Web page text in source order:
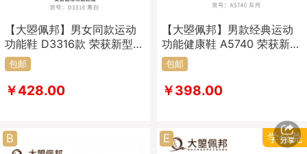
【大曌佩邦】男女同款运动
功能鞋 D3316款 荣获新型功
能健康鞋专利
包邮
￥428.00
【大曌佩邦】男款经典运动
功能健康鞋 A5740 荣获新型
功能健康鞋
包邮
￥398.00
B E 学分兑